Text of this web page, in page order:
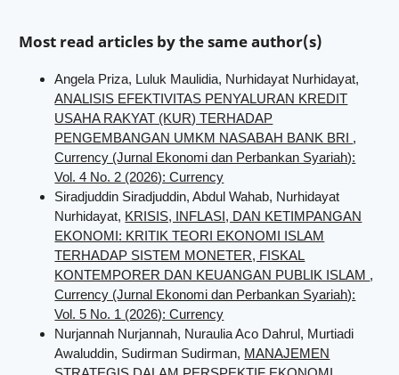
Most read articles by the same author(s)
Angela Priza, Luluk Maulidia, Nurhidayat Nurhidayat,
ANALISIS EFEKTIVITAS PENYALURAN KREDIT
USAHA RAKYAT (KUR) TERHADAP
PENGEMBANGAN UMKM NASABAH BANK BRI ,
Currency (Jurnal Ekonomi dan Perbankan Syariah):
Vol. 4 No. 2 (2026): Currency
Siradjuddin Siradjuddin, Abdul Wahab, Nurhidayat
Nurhidayat, KRISIS, INFLASI, DAN KETIMPANGAN
EKONOMI: KRITIK TEORI EKONOMI ISLAM
TERHADAP SISTEM MONETER, FISKAL
KONTEMPORER DAN KEUANGAN PUBLIK ISLAM ,
Currency (Jurnal Ekonomi dan Perbankan Syariah):
Vol. 5 No. 1 (2026): Currency
Nurjannah Nurjannah, Nuraulia Aco Dahrul, Murtiadi
Awaluddin, Sudirman Sudirman, MANAJEMEN